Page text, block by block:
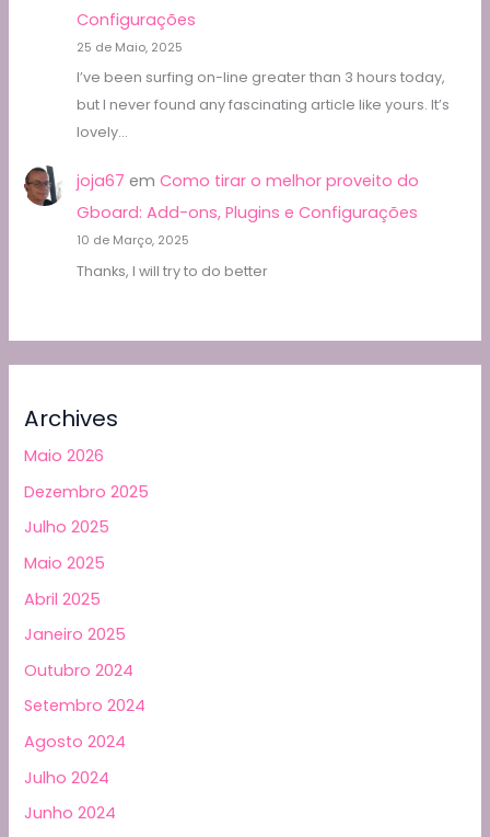
Configurações
25 de Maio, 2025
I’ve been surfing on-line greater than 3 hours today,
but I never found any fascinating article like yours. It’s
lovely…
joja67 em Como tirar o melhor proveito do
Gboard: Add-ons, Plugins e Configurações
10 de Março, 2025
Thanks, I will try to do better
Archives
Maio 2026
Dezembro 2025
Julho 2025
Maio 2025
Abril 2025
Janeiro 2025
Outubro 2024
Setembro 2024
Agosto 2024
Julho 2024
Junho 2024